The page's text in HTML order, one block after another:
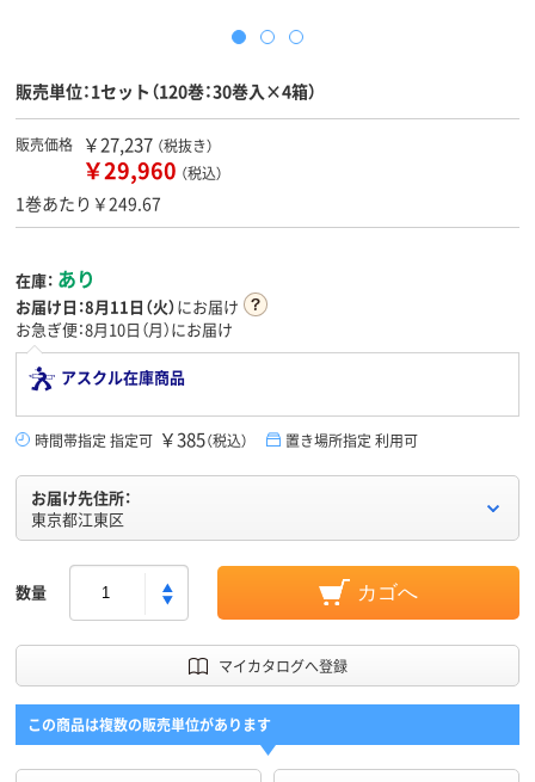
販売単位：1セット（120巻：30巻入×4箱）
販売価格 ￥27,237 （税抜き）
￥29,960 （税込）
1巻あたり￥249.67
在庫： あり
お届け日：8月11日（火）にお届け
お急ぎ便：8月10日（月）にお届け
アスクル在庫商品
時間帯指定 指定可 ￥385（税込） 置き場所指定 利用可
お届け先住所：
東京都江東区
数量 カゴへ
マイカタログへ登録
この商品は複数の販売単位があります